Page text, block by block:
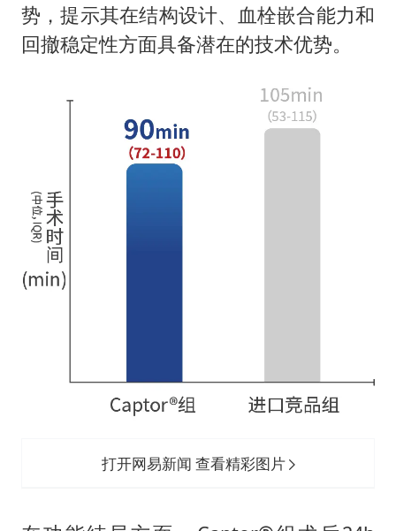
势，提示其在结构设计、血栓嵌合能力和
回撤稳定性方面具备潜在的技术优势。
打开网易新闻 查看精彩图片